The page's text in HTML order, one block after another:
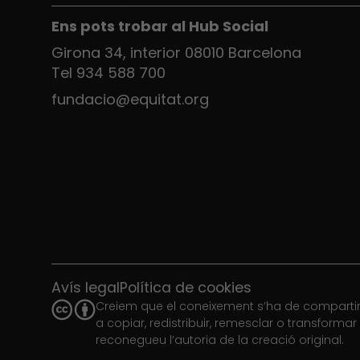
Ens pots trobar al Hub Social
Girona 34, interior 08010 Barcelona
Tel 934 588 700
fundacio@equitat.org
Avís legalPolítica de cookies
Creiem que el coneixement s’ha de
a copiar, redistribuir, remesclar o
reconegueu l’autoria de la creació original.